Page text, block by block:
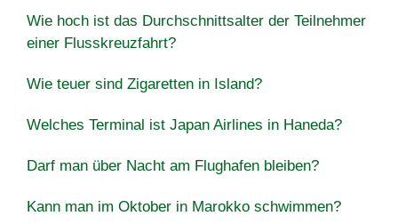
Wie hoch ist das Durchschnittsalter der Teilnehmer
einer Flusskreuzfahrt?
Wie teuer sind Zigaretten in Island?
Welches Terminal ist Japan Airlines in Haneda?
Darf man über Nacht am Flughafen bleiben?
Kann man im Oktober in Marokko schwimmen?